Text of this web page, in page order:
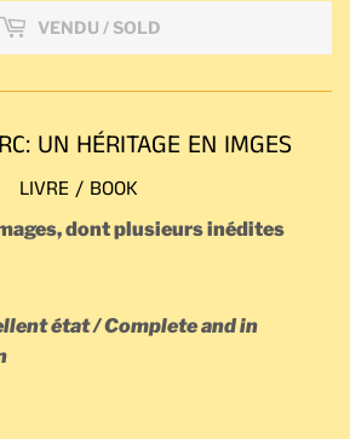
VENDU / SOLD
UN HÉRITAGE EN IMGES
LIVRE / BOOK
dont plusieurs inédites
état /Complete and in